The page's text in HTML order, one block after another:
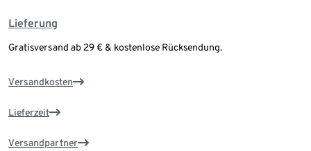
Lieferung
Gratisversand ab 29 € & kostenlose Rücksendung.
Versandkosten
Lieferzeit
Versandpartner